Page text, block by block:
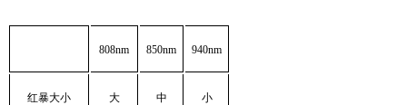
808nm 850nm 940nm
红暴大小 大 中 小